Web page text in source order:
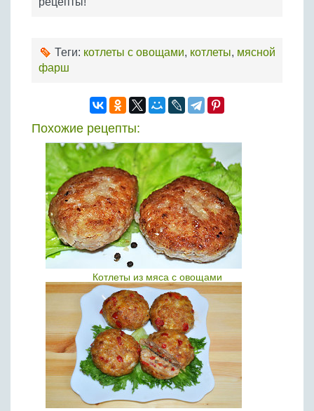
Теги: котлеты с овощами, котлеты, мясной
фарш
Похожие рецепты:
Котлеты из мяса с овощами